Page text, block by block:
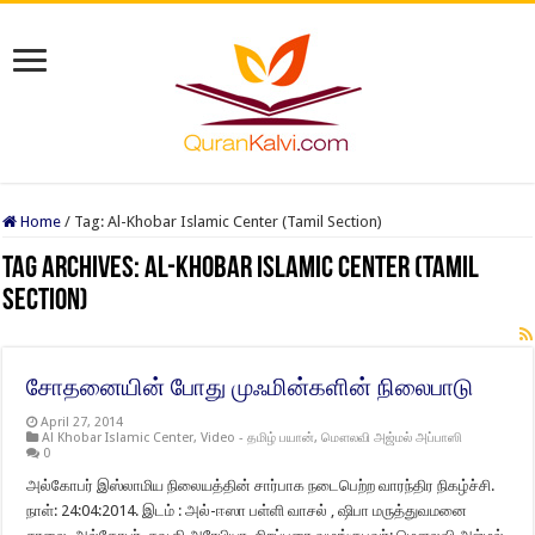
Home / Tag:Al-Khobar Islamic Center (Tamil Section)
Tag Archives:Al-Khobar Islamic Center (Tamil
Section)
சோதனையின் போது முஃமின்களின் நிலைபாடு
April 27, 2014
Al Khobar Islamic Center,Video - தமிழ் பயான்,மௌலவி அஜ்மல் அப்பாஸி
0
அல்கோபர் இஸ்லாமிய நிலையத்தின் சார்பாக நடைபெற்ற வாரந்திர நிகழ்ச்சி.
நாள்: 24:04:2014. இடம் : அல்-ஈஸா பள்ளி வாசல் , ஷிபா மருத்துவமனை